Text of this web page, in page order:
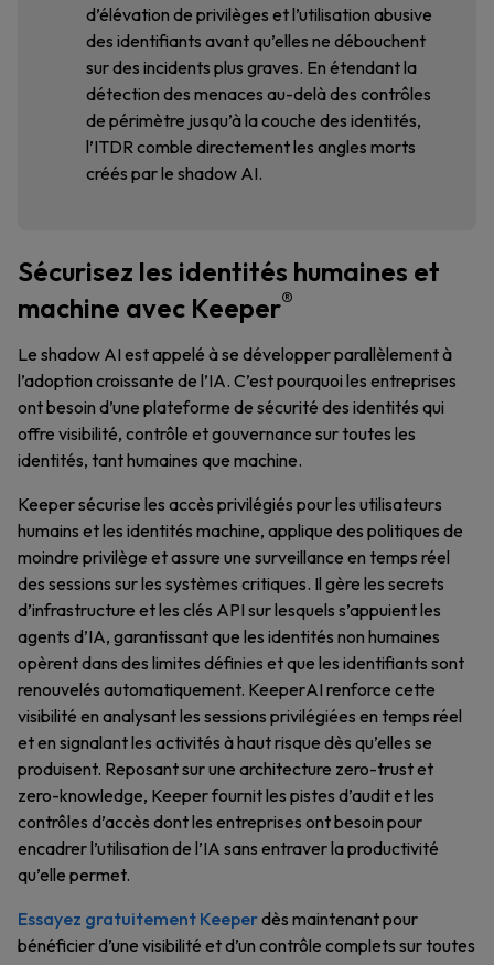
d’élévation de privilèges et l’utilisation abusive
des identifiants avant qu’elles ne débouchent
sur des incidents plus graves. En étendant la
détection des menaces au-delà des contrôles
de périmètre jusqu’à la couche des identités,
l’ITDR comble directement les angles morts
créés par le shadow AI.
Sécurisez les identités humaines et
machine avec Keeper®
Le shadow AI est appelé à se développer parallèlement à
l’adoption croissante de l’IA. C’est pourquoi les entreprises
ont besoin d’une plateforme de sécurité des identités qui
offre visibilité, contrôle et gouvernance sur toutes les
identités, tant humaines que machine.
Keeper sécurise les accès privilégiés pour les utilisateurs
humains et les identités machine, applique des politiques de
moindre privilège et assure une surveillance en temps réel
des sessions sur les systèmes critiques. Il gère les secrets
d’infrastructure et les clés API sur lesquels s’appuient les
agents d’IA, garantissant que les identités non humaines
opèrent dans des limites définies et que les identifiants sont
renouvelés automatiquement. KeeperAI renforce cette
visibilité en analysant les sessions privilégiées en temps réel
et en signalant les activités à haut risque dès qu’elles se
produisent. Reposant sur une architecture zero-trust et
zero-knowledge, Keeper fournit les pistes d’audit et les
contrôles d’accès dont les entreprises ont besoin pour
encadrer l’utilisation de l’IA sans entraver la productivité
qu’elle permet.
Essayez gratuitement Keeperdès maintenant pour
bénéficier d’une visibilité et d’un contrôle complets sur toutes